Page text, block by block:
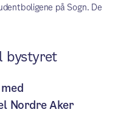
på Sogn. De
bystyret
Nordre Aker